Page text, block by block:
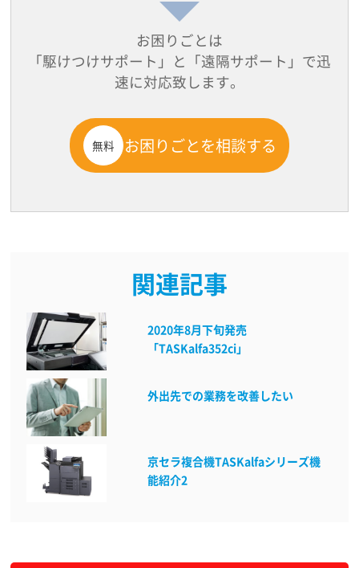
お困りごとは
「駆けつけサポート」と「遠隔サポート」で迅
速に対応致します。
無料 お困りごとを相談する
関連記事
2020年8月下旬発売
「TASKalfa352ci」
外出先での業務を改善したい
京セラ複合機TASKalfaシリーズ機
能紹介2